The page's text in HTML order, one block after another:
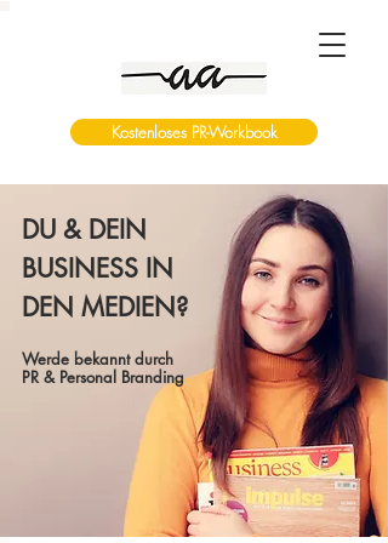
Kostenloses PR-Workbook
DU & DEIN
BUSINESS IN
DEN MEDIEN?
Werde bekannt durch
PR & Personal Branding